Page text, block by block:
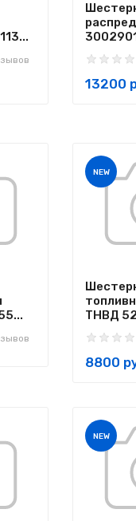
13200
NEW
ТНВД
8800
NEW